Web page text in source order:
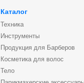
Каталог
Техника
Инструменты
Продукция для Барберов
Косметика для волос
Тело